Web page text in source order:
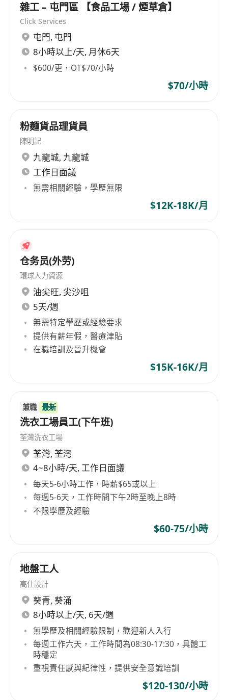
雜工 – 屯門區 【食品工場 / 煙草倉】
Click Services
屯門, 屯門
8小時以上/天, 月休6天
$600/更，OT$70/小時
$70/小時
粉麵貨品理貨員
陳明記
九龍城, 九龍城
工作日面議
無需相關經驗，學歷無限
$12K-18K/月
仓务员(外劳)
環球人力資源
油尖旺, 尖沙咀
5天/週
無需特定學歷或經驗要求
提供有薪年假，醫療津貼
在職培訓及晉升機會
$15K-16K/月
兼職 最新
洗衣工場員工(下午班)
荃灣洗衣工場
荃灣, 荃灣
4~8小時/天, 工作日面議
每天5-6小時工作，時薪$65或以上
每週5-6天，工作時間下午2時至晚上8時
不限學歷及經驗
$60-75/小時
地盤工人
高仕設計
葵青, 葵涌
8小時以上/天, 6天/週
無學歷及相關經驗限制，歡迎新人入行
每週工作六天，工作時間為08:30-17:30，具體工
時穩定
重視責任感與紀律性，提供安全意識培訓
$120-130/小時